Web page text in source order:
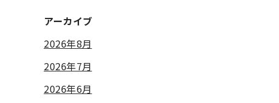
アーカイブ
2026年8月
2026年7月
2026年6月